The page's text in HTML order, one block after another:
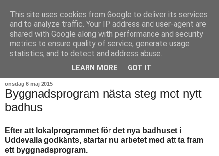
onsdag 6 maj 2015
Byggnadsprogram nästa steg mot nytt
badhus
Efter att lokalprogrammet för det nya badhuset i
Uddevalla godkänts, startar nu arbetet med att ta fram
ett byggnadsprogram.
This site uses cookies from Google to deliver its services
and to analyze traffic. Your IP address and user-agent are
shared with Google along with performance and security
metrics to ensure quality of service, generate usage
statistics, and to detect and address abuse.
LEARN MORE GOT IT